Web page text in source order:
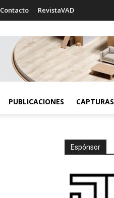
Contacto RevistaVAD
PUBLICACIONES CAPTURAS
Espónsor